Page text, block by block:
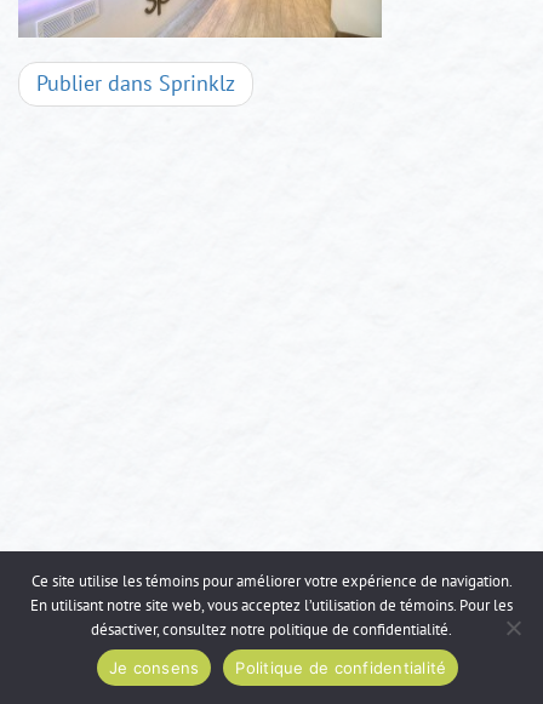
Navigation
Publier dans Sprinklz
Ce site utilise les témoins pour améliorer votre expérience de navigation.
En utilisant notre site web, vous acceptez l’utilisation de témoins. Pour les
désactiver, consultez notre politique de confidentialité.
Je consens
Politique de confidentialité